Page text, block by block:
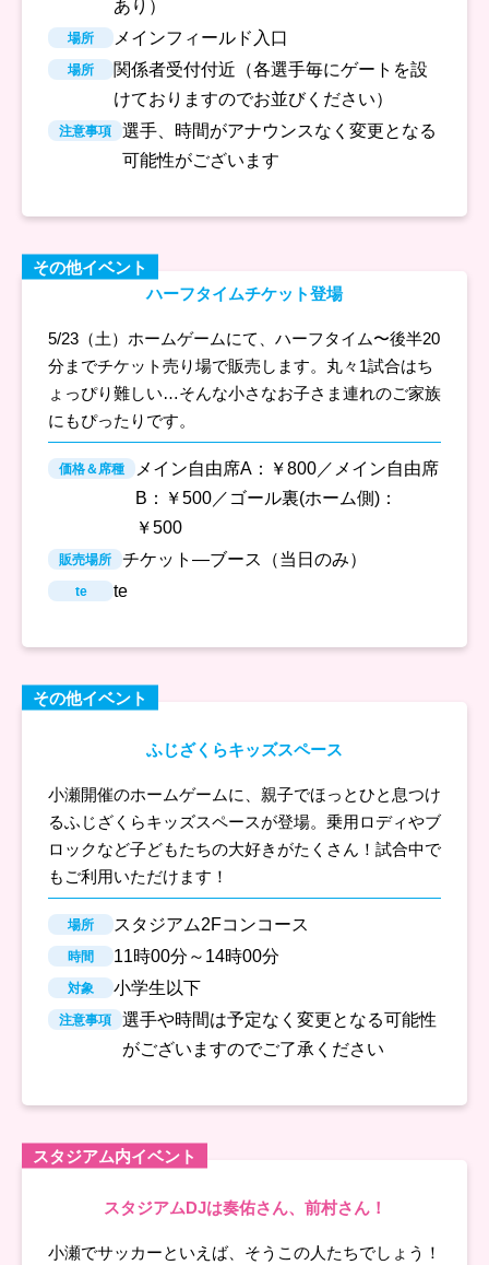
あり）
場所 メインフィールド入口
場所
関係者受付付近（各選手毎にゲートを設
けておりますのでお並びください）
注意事項
選手、時間がアナウンスなく変更となる
可能性がございます
その他イベント
ハーフタイムチケット登場
5/23（土）ホームゲームにて、ハーフタイム〜後半20
分までチケット売り場で販売します。丸々1試合はち
ょっぴり難しい…そんな小さなお子さま連れのご家族
にもぴったりです。
価格＆席種
メイン自由席A：￥800／メイン自由席
B：￥500／ゴール裏(ホーム側)：
￥500
販売場所 チケット―ブース（当日のみ）
te te
その他イベント
ふじざくらキッズスペース
小瀬開催のホームゲームに、親子でほっとひと息つけ
るふじざくらキッズスペースが登場。乗用ロディやブ
ロックなど子どもたちの大好きがたくさん！試合中で
もご利用いただけます！
場所 スタジアム2Fコンコース
時間 11時00分～14時00分
対象 小学生以下
注意事項
選手や時間は予定なく変更となる可能性
がございますのでご了承ください
スタジアム内イベント
スタジアムDJは奏佑さん、前村さん！
小瀬でサッカーといえば、そうこの人たちでしょう！